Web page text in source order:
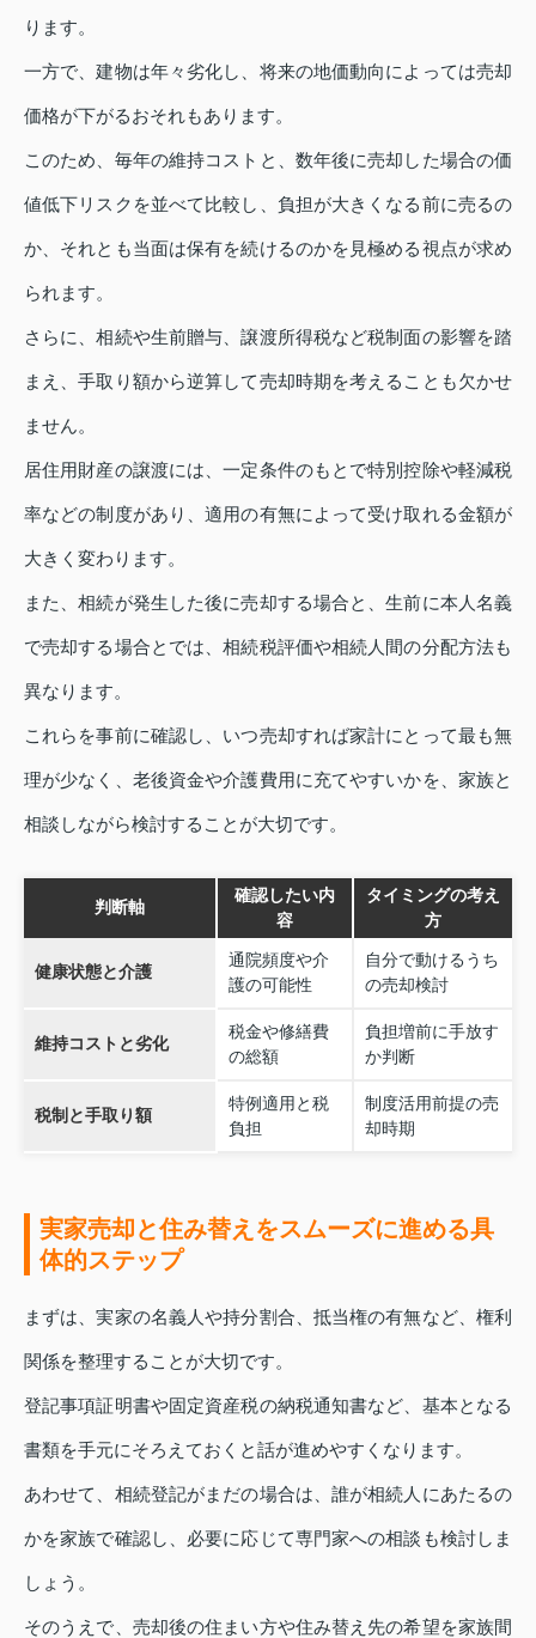
ります。
一方で、建物は年々劣化し、将来の地価動向によっては売却
価格が下がるおそれもあります。
このため、毎年の維持コストと、数年後に売却した場合の価
値低下リスクを並べて比較し、負担が大きくなる前に売るの
か、それとも当面は保有を続けるのかを見極める視点が求め
られます。
さらに、相続や生前贈与、譲渡所得税など税制面の影響を踏
まえ、手取り額から逆算して売却時期を考えることも欠かせ
ません。
居住用財産の譲渡には、一定条件のもとで特別控除や軽減税
率などの制度があり、適用の有無によって受け取れる金額が
大きく変わります。
また、相続が発生した後に売却する場合と、生前に本人名義
で売却する場合とでは、相続税評価や相続人間の分配方法も
異なります。
これらを事前に確認し、いつ売却すれば家計にとって最も無
理が少なく、老後資金や介護費用に充てやすいかを、家族と
相談しながら検討することが大切です。
判断軸
確認したい内
容
タイミングの考え
方
健康状態と介護
通院頻度や介
護の可能性
自分で動けるうち
の売却検討
維持コストと劣化
税金や修繕費
の総額
負担増前に手放す
か判断
税制と手取り額
特例適用と税
負担
制度活用前提の売
却時期
実家売却と住み替えをスムーズに進める具
体的ステップ
まずは、実家の名義人や持分割合、抵当権の有無など、権利
関係を整理することが大切です。
登記事項証明書や固定資産税の納税通知書など、基本となる
書類を手元にそろえておくと話が進めやすくなります。
あわせて、相続登記がまだの場合は、誰が相続人にあたるの
かを家族で確認し、必要に応じて専門家への相談も検討しま
しょう。
そのうえで、売却後の住まい方や住み替え先の希望を家族間